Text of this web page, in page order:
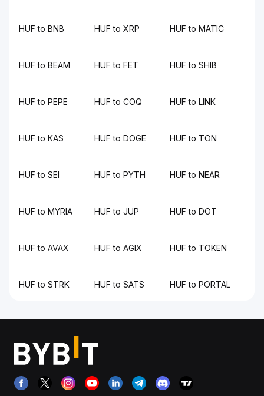
HUF to BNB HUF to XRP HUF to MATIC
HUF to BEAM HUF to FET HUF to SHIB
HUF to PEPE HUF to COQ HUF to LINK
HUF to KAS HUF to DOGE HUF to TON
HUF to SEI HUF to PYTH HUF to NEAR
HUF to MYRIA HUF to JUP HUF to DOT
HUF to AVAX HUF to AGIX HUF to TOKEN
HUF to STRK HUF to SATS HUF to PORTAL